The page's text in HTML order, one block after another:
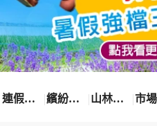
連假卡位趣 繽紛花漾季 山林輕旅行